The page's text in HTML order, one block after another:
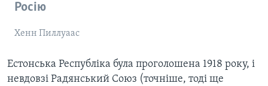
Росію
Хенн Пиллуаас
Естонська Республіка була проголошена 1918 року, і
невдовзі Радянський Союз (точніше, тоді ще